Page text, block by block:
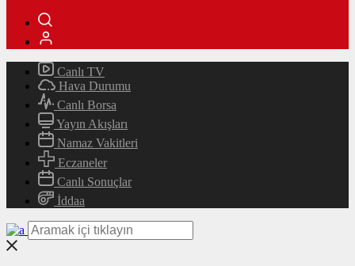
Canlı TV
Hava Durumu
Canlı Borsa
Yayın Akışları
Namaz Vakitleri
Eczaneler
Canlı Sonuçlar
İddaa